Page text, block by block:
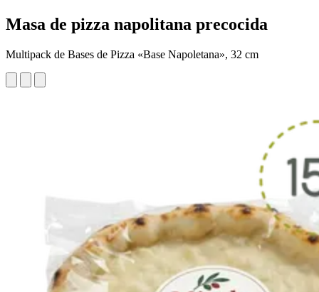
Masa de pizza napolitana precocida
Multipack de Bases de Pizza «Base Napoletana», 32 cm